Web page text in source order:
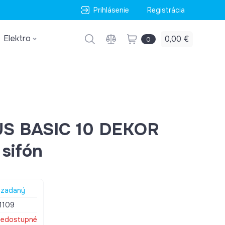
Prihlásenie Registrácia
Elektro 0 0,00 €
BASIC 10 DEKOR